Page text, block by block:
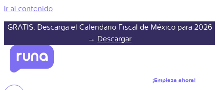
Ir al contenido
GRATIS: Descarga el Calendario Fiscal de México para 2026
→ Descargar
¡Empieza ahora!